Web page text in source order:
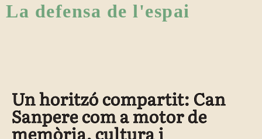
La defensa de l'espai
Un horitzó compartit: Can
Sanpere com a motor de
memòria, cultura i